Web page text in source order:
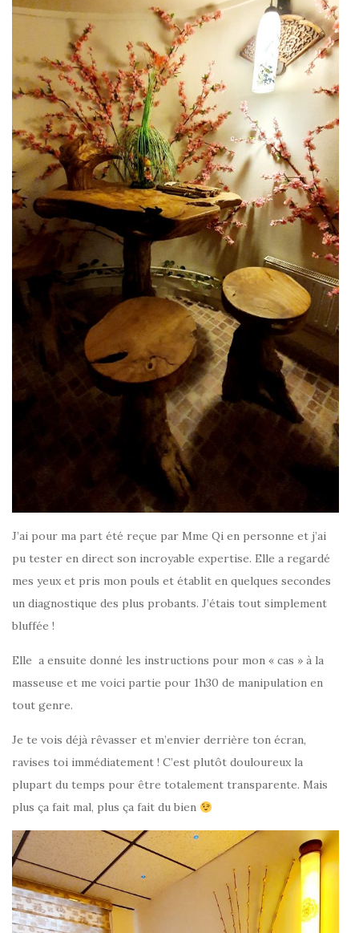
J’ai pour ma part été reçue par Mme Qi en personne et j’ai
pu tester en direct son incroyable expertise. Elle a regardé
mes yeux et pris mon pouls et établit en quelques secondes
un diagnostique des plus probants. J’étais tout simplement
bluffée !
Elle a ensuite donné les instructions pour mon « cas » à la
masseuse et me voici partie pour 1h30 de manipulation en
tout genre.
Je te vois déjà rêvasser et m’envier derrière ton écran,
ravises toi immédiatement ! C’est plutôt douloureux la
plupart du temps pour être totalement transparente. Mais
plus ça fait mal, plus ça fait du bien